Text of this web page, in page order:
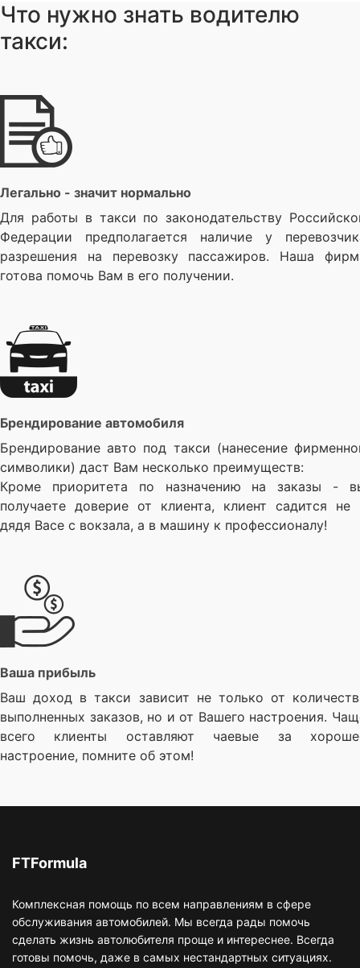
Что нужно знать водителю
такси:
Легально - значит нормально
Для работы в такси по законодательству
Федерации предполагается наличие у
разрешения на перевозку пассажиров. Наша
готова помочь Вам в его получении.
Брендирование автомобиля
Брендирование авто под такси (нанесение
символики) даст Вам несколько преимуществ:
Кроме приоритета по назначению на заказы -
получаете доверие от клиента, клиент садится не
дядя Васе с вокзала, а в машину к профессионалу!
Ваша прибыль
Ваш доход в такси зависит не только от
выполненных заказов, но и от Вашего настроения.
всего клиенты оставляют чаевые за
настроение, помните об этом!
FTFormula
Комплексная помощь по всем направлениям в сфере
обслуживания автомобилей. Мы всегда рады помочь
сделать жизнь автолюбителя проще и интереснее. Всегда
готовы помочь, даже в самых нестандартных ситуациях.